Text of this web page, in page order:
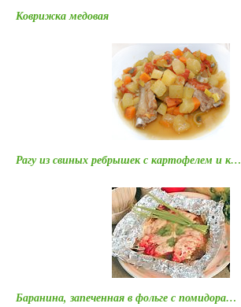
Коврижка медовая
Рагу из свиных ребрышек с картофелем и к…
Баранина, запеченная в фольге с помидора…